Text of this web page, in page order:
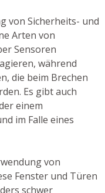
von Sicherheits- und
Arten von
Sensoren
während
die beim Brechen
Es gibt auch
einem
im Falle eines
von
Fenster und Türen
schwer